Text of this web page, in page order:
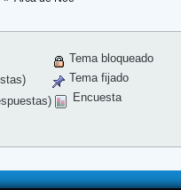
Tema bloqueado
Tema fijado
Encuesta